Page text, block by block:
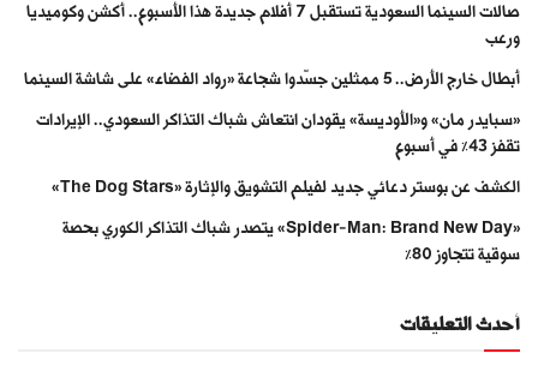
صالات السينما السعودية تستقبل 7 أفلام جديدة هذا الأسبوع.. أكشن وكوميديا
ورعب
أبطال خارج الأرض.. 5 ممثلين جسّدوا شجاعة «رواد الفضاء» على شاشة السينما
«سبايدر مان» و«الأوديسة» يقودان انتعاش شباك التذاكر السعودي.. الإيرادات
تقفز 43% في أسبوع
الكشف عن بوستر دعائي جديد لفيلم التشويق والإثارة «The Dog Stars»
«Spider-Man: Brand New Day» يتصدر شباك التذاكر الكوري بحصة
سوقية تتجاوز 80%
أحدث التعليقات